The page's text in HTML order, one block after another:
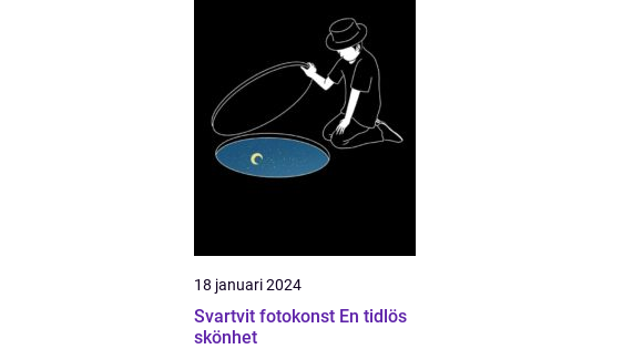
18 januari 2024
Svartvit fotokonst En tidlös
skönhet